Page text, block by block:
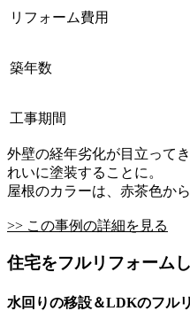
リフォーム費用
築年数
工事期間
外壁の経年劣化が目立って
れいに塗装することに。
屋根のカラーは、赤茶色か
>> この事例の詳細を見る
住宅をフルリフォーム
水回りの移設＆LDKのフル